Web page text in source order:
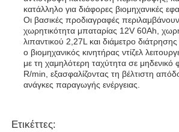
κατάλληλο για διάφορες βιομηχανικές
Οι βασικές προδιαγραφές
χωρητικότητα μπαταρίας 12V 60Ah,
λιπαντικού 2,27L και διάμετρο
ο βιομηχανικός κινητήρας ντίζελ
με τη χαμηλότερη ταχύτητα σε μηδενικό
R/min, εξασφαλίζοντας τη βέλτιστη
ανάγκες παραγωγής ενέργειας.
Ετικέττες: